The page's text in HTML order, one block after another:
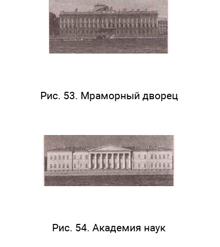
Рис. 53. Мраморный дворец
Рис. 54. Академия наук